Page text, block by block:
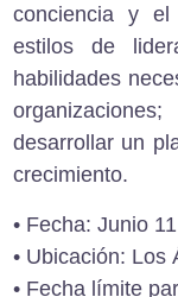
conciencia y
estilos de
habilidades
desarrollar un
crecimiento.
• Fecha: Junio
• Ubicación: Los
• Fecha límite